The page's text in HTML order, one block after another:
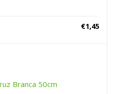
€1,45